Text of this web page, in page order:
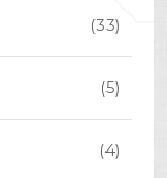
(33)
(5)
(4)